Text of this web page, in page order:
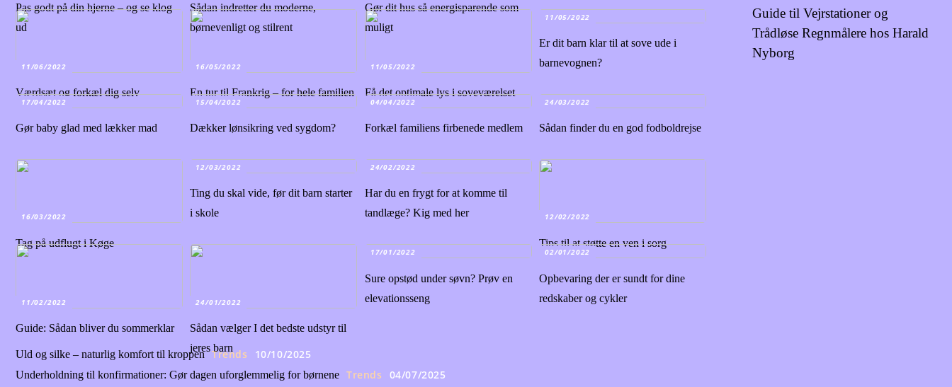
Pas godt på din hjerne – og se klog
ud
Sådan indretter du moderne,
børnevenligt og stilrent
Gør dit hus så energisparende som
muligt
11/06/2022
Værdsæt og forkæl dig selv
16/05/2022
En tur til Frankrig – for hele familien
11/05/2022
Få det optimale lys i soveværelset
11/05/2022
Er dit barn klar til at sove ude i
barnevognen?
17/04/2022
Gør baby glad med lækker mad
15/04/2022
Dækker lønsikring ved sygdom?
04/04/2022
Forkæl familiens firbenede medlem
24/03/2022
Sådan finder du en god fodboldrejse
16/03/2022
Tag på udflugt i Køge
12/03/2022
Ting du skal vide, før dit barn starter
i skole
24/02/2022
Har du en frygt for at komme til
tandlæge? Kig med her
12/02/2022
Tips til at støtte en ven i sorg
11/02/2022
Guide: Sådan bliver du sommerklar
24/01/2022
Sådan vælger I det bedste udstyr til
jeres barn
17/01/2022
Sure opstød under søvn? Prøv en
elevationsseng
02/01/2022
Opbevaring der er sundt for dine
redskaber og cykler
Uld og silke – naturlig komfort til kroppen Trends 10/10/2025
Underholdning til konfirmationer: Gør dagen uforglemmelig for børnene Trends 04/07/2025
Guide til Vejrstationer og
Trådløse Regnmålere hos Harald
Nyborg